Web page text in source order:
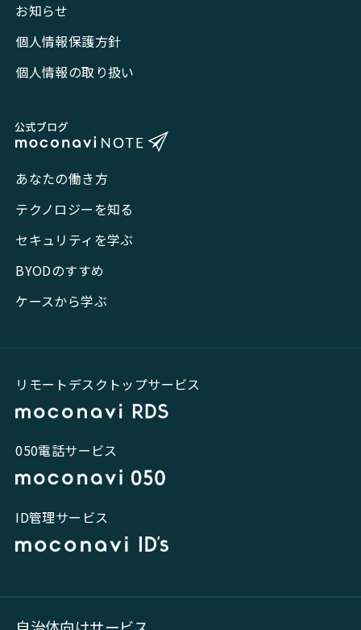
お知らせ
個人情報保護方針
個人情報の取り扱い
あなたの働き方
テクノロジーを知る
セキュリティを学ぶ
BYODのすすめ
ケースから学ぶ
リモートデスクトップサービス
050電話サービス
ID管理サービス